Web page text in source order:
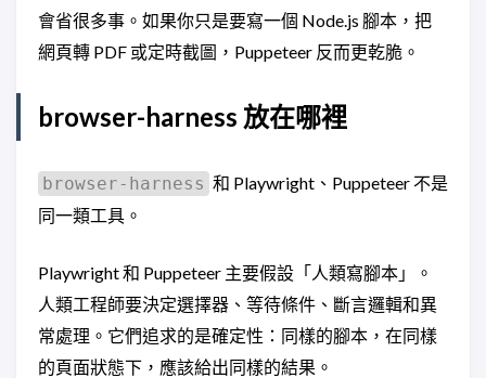
會省很多事。如果你只是要寫一個 Node.js 腳本，把
網頁轉 PDF 或定時截圖，Puppeteer 反而更乾脆。
browser-harness 放在哪裡
browser-harness 和 Playwright、Puppeteer 不是
同一類工具。
Playwright 和 Puppeteer 主要假設「人類寫腳本」。
人類工程師要決定選擇器、等待條件、斷言邏輯和異
常處理。它們追求的是確定性：同樣的腳本，在同樣
的頁面狀態下，應該給出同樣的結果。